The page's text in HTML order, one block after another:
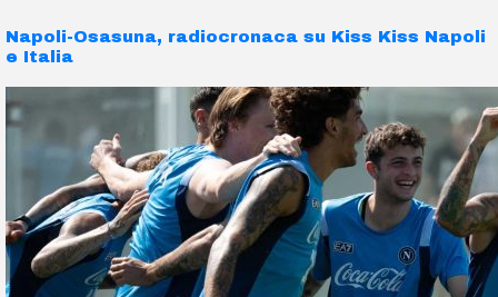
Napoli-Osasuna, radiocronaca su Kiss Kiss Napoli
e Italia